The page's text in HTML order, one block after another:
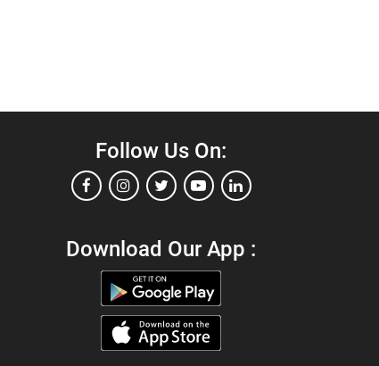
Follow Us On:
Download Our App :